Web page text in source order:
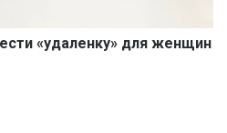
«удаленку» для женщин